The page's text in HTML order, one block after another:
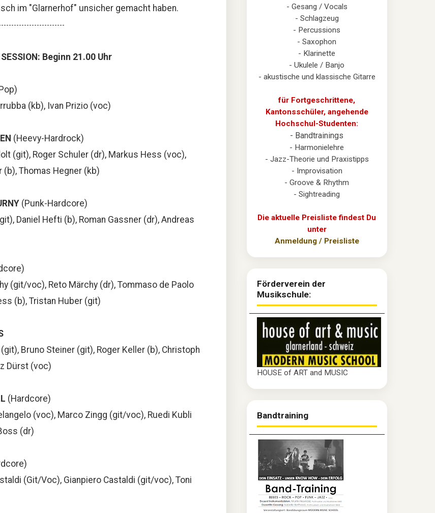
im "Glarnerhof" unsicher gemacht haben.
Beginn 21.00 Uhr
(kb), Ivan Prizio (voc)
(Heevy-Hardrock)
(git), Roger Schuler (dr), Markus Hess (voc),
(b), Thomas Hegner (kb)
(Punk-Hardcore)
Daniel Hefti (b), Roman Gassner (dr), Andreas
(git/voc), Reto Märchy (dr), Tommaso de Paolo
(b), Tristan Huber (git)
Bruno Steiner (git), Roger Keller (b), Christoph
Dürst (voc)
(Hardcore)
(voc), Marco Zingg (git/voc), Ruedi Kubli
(dr)
(Git/Voc), Gianpiero Castaldi (git/voc), Toni
- Gesang / Vocals
- Schlagzeug
- Percussions
- Saxophon
- Klarinette
- Ukulele / Banjo
- akustische und klassische Gitarre
für Fortgeschrittene,
Kantonsschüler, angehende
Hochschul-Studenten:
- Bandtrainings
- Harmonielehre
- Jazz-Theorie und Praxistipps
- Improvisation
- Groove & Rhythm
- Sightreading
Die aktuelle Preisliste findest Du
unter
Anmeldung / Preisliste
Förderverein der
Musikschule:
HOUSE of ART and MUSIC
Bandtraining